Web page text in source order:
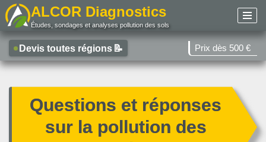
au
contenu
ALCOR Diagnostics
Études, sondages et analyses pollution des sols
Devis toutes régions 📝 Prix dès 500 €
Questions et réponses
sur la pollution des